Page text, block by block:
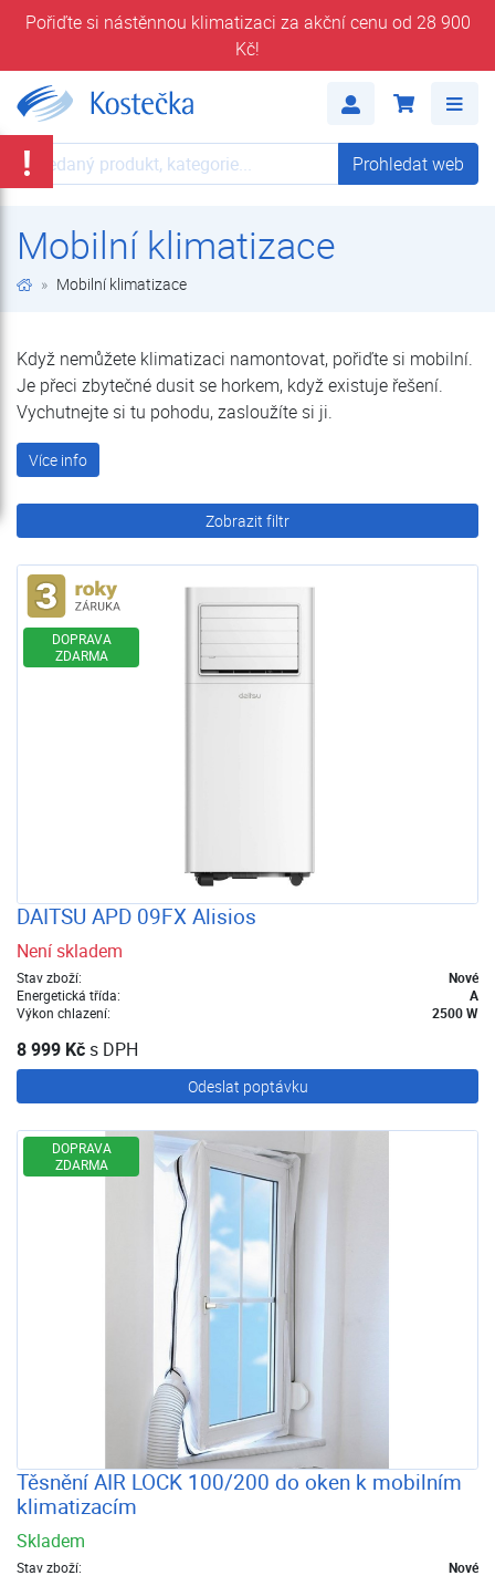
Pořiďte si nástěnnou klimatizaci za akční cenu od 28 900
Kč!
Prohledat web Prohledat web
Mobilní klimatizace
Mobilní klimatizace
Když nemůžete klimatizaci namontovat, pořiďte si mobilní.
Je přeci zbytečné dusit se horkem, když existuje řešení.
Vychutnejte si tu pohodu, zasloužíte si ji.
Více info
Zobrazit filtr
Rozšířená záruka
DOPRAVA
ZDARMA
DAITSU APD 09FX Alisios
Není skladem
Stav zboží:
Nové
Energetická třída:
A
Výkon chlazení:
2500 W
8 999 Kčs DPH
Odeslat poptávku
DOPRAVA
ZDARMA
Těsnění AIR LOCK 100/200 do oken k mobilním
klimatizacím
Skladem
Stav zboží: Nové
!